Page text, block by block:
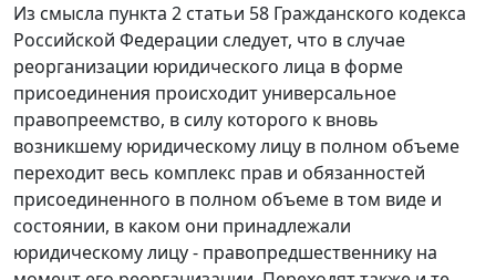
Из смысла пункта 2 статьи 58 Гражданского кодекса
Российской Федерации следует, что в случае
реорганизации юридического лица в форме
присоединения происходит универсальное
правопреемство, в силу которого к вновь
возникшему юридическому лицу в полном объеме
переходит весь комплекс прав и обязанностей
присоединенного в полном объеме в том виде и
состоянии, в каком они принадлежали
юридическому лицу - правопредшественнику на